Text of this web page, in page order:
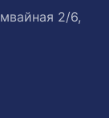
2/6,